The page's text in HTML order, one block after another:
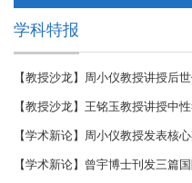
学科特报
【教授沙龙】周小仪教授讲授后
【教授沙龙】王铭玉教授讲授中